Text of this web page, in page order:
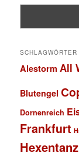
SCHLAGWÖRTER
Alestorm All
Blutengel
Dornenreich
Frankfurt